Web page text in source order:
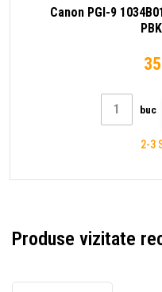
Canon PGI-9
buc
2-3
Produse vizitate